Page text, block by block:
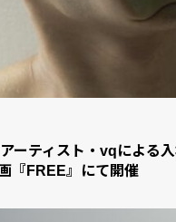
ーティスト・vqによる
『FREE』にて開催